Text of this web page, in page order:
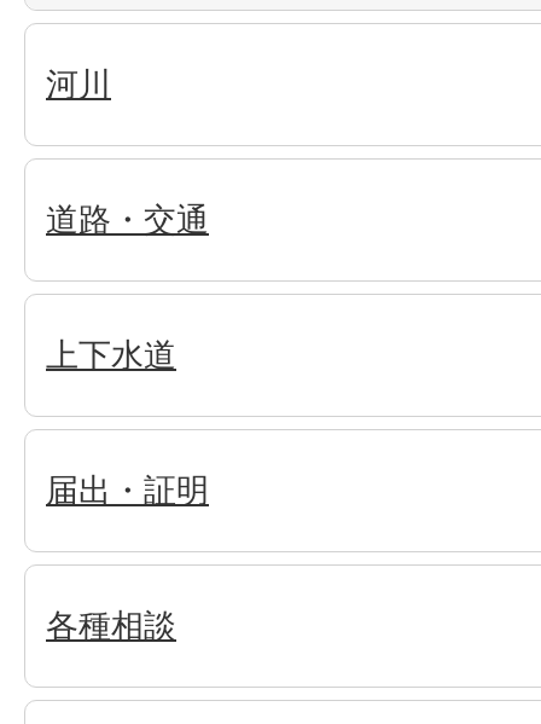
河川
道路・交通
上下水道
届出・証明
各種相談